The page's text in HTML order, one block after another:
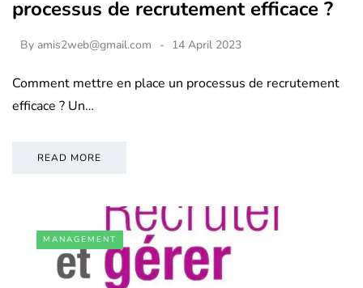
processus de recrutement efficace ?
By amis2web@gmail.com 14 April 2023
Comment mettre en place un processus de recrutement
efficace ? Un…
READ MORE
MANAGEMENT